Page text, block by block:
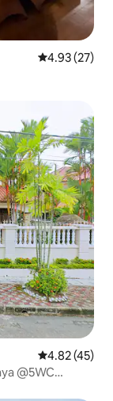
Calificación
4.93 (27)
Calificación
4.82 (45)
@5WC